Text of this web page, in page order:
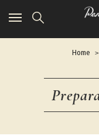
Toggle
Home